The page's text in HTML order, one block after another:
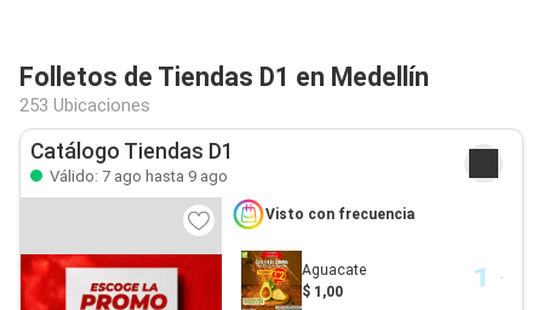
Folletos de Tiendas D1 en Medellín
253 Ubicaciones
Catálogo Tiendas D1
Válido: 7 ago hasta 9 ago
Visto con frecuencia
Aguacate
$ 1,00